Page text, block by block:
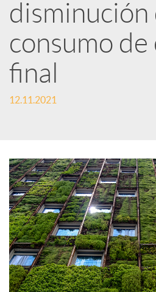
i
r
e
n
R
e
d
disminución
consumo de
final
12.11.2021